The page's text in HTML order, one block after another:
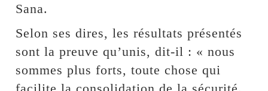
Sana.
Selon ses dires, les résultats présentés
sont la preuve qu’unis, dit-il : « nous
sommes plus forts, toute chose qui